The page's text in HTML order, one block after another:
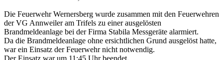
Die Feuerwehr Wernersberg wurde zusammen mit den Feuerwehren
der VG Annweiler am Trifels zu einer ausgelösten
Brandmeldeanlage bei der Firma Stabila Messgeräte alarmiert.
Da die Brandmeldeanlage ohne ersichtlichen Grund ausgelöst hatte,
war ein Einsatz der Feuerwehr nicht notwendig.
Der Einsatz war um 11:45 Uhr beendet.